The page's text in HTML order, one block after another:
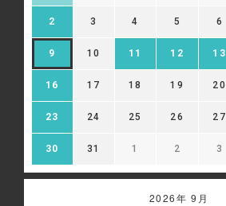
2 3 4 5 6
9 10 11 12 13
16 17 18 19 20
23 24 25 26 27
30 31 1 2 3
2026年 9月